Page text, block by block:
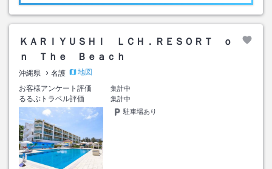
ＫＡＲＩＹＵＳＨＩ ＬＣＨ．ＲＥＳＯＲＴ ｏ
ｎ Ｔｈｅ Ｂｅａｃｈ
沖縄県 名護
地図
お客様アンケート評価
集計中
るるぶトラベル評価
集計中
駐車場あり